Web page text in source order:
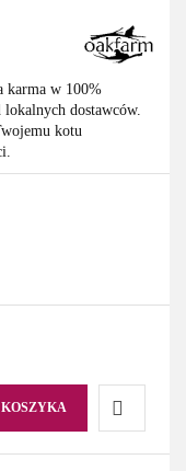
karma w 100%
dostawców.
kotu
Do